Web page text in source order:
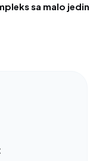
sa malo